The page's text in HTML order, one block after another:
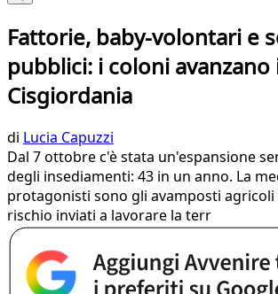
Fattorie, baby-volontari e
pubblici: i coloni avanzano
Cisgiordania
di Lucia Capuzzi
Dal 7 ottobre c'è stata un'espansione
degli insediamenti: 43 in un anno. La
protagonisti sono gli avamposti agricoli
rischio inviati a lavorare la terr